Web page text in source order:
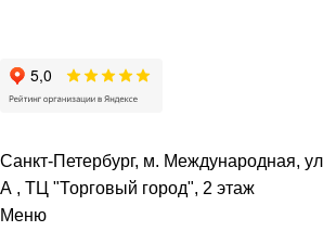
Санкт-Петербург, м. Международная,
А , ТЦ "Торговый город", 2 этаж
Меню